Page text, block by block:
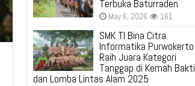
Terbuka Baturraden
May 6, 2026 161
SMK TI Bina Citra
Informatika Purwokerto
Raih Juara Kategori
Tanggap di Kemah Bakti
dan Lomba Lintas Alam 2025